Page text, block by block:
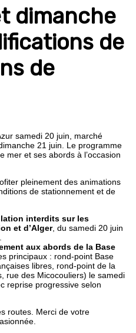
dimanche
de
de
samedi 20 juin, marché
21 juin. Le programme
mer et ses abords à l’occasion
pleinement des animations
de stationnement et de
interdits sur les
et d’Alger, du samedi 20 juin
aux abords de la Base
principaux : rond-point Base
libres, rond-point de la
rue des Micocouliers) le samedi
reprise progressive selon
routes. Merci de votre